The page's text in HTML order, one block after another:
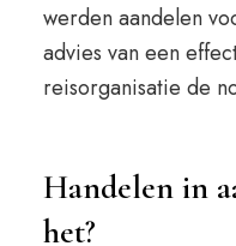
werden aandelen
advies van een
reisorganisatie de
Handelen in
het?